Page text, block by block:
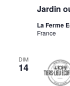
Jardin
La Ferme
France
DIM
14